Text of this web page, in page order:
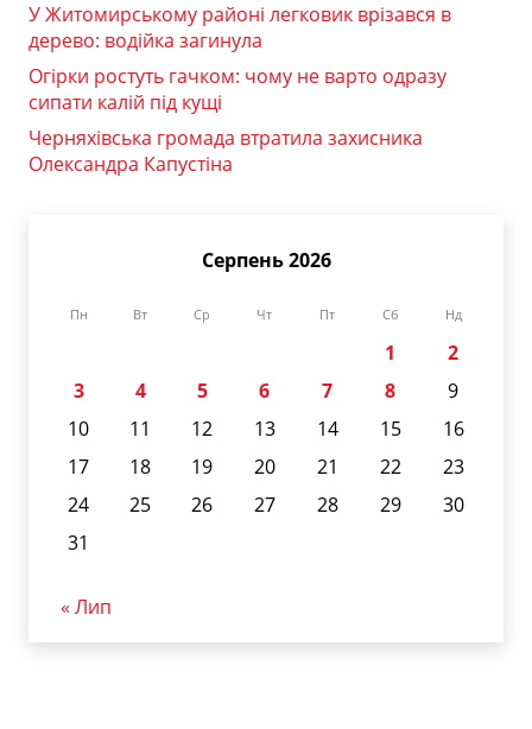
У Житомирському районі легковик врізався в
дерево: водійка загинула
Огірки ростуть гачком: чому не варто одразу
сипати калій під кущі
Черняхівська громада втратила захисника
Олександра Капустіна
Серпень 2026
Пн Вт Ср Чт Пт Сб Нд
1
2
3
4 5 6 7 8
9
10
11 12 13 14 15
16
17
18 19 20 21 22
23
24
25 26 27 28 29
30
31
« Лип